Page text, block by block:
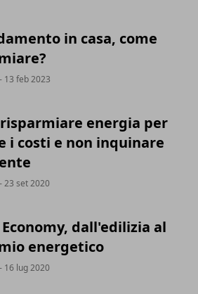
in casa, come
- 13 feb 2023
energia per
i costi e non inquinare
- 23 set 2020
dall'edilizia al
energetico
- 16 lug 2020